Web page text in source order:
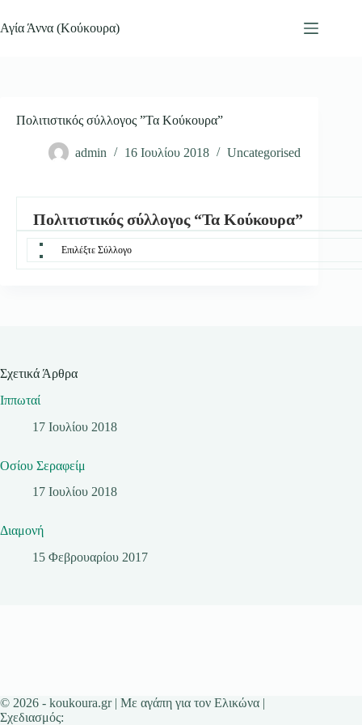
στο
περιεχόμενο
Αγία Άννα (Κούκουρα)
Πολιτιστικός σύλλογος ”Τα Κούκουρα”
admin 16 Ιουλίου 2018 Uncategorised
Πολιτιστικός σύλλογος “Τα Κούκουρα”
Επιλέξτε Σύλλογο
Σχετικά Άρθρα
Ιππωταί
17 Ιουλίου 2018
Οσίου Σεραφείμ
17 Ιουλίου 2018
Διαμονή
15 Φεβρουαρίου 2017
© 2026 - koukoura.gr | Με αγάπη για τον Ελικώνα |
Σχεδιασμός: